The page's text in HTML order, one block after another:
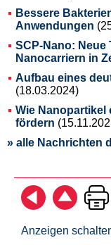
Bessere
Anwendungen
SCP-Nano:
Nanocarriern in
Aufbau eines
(18.03.2024)
Wie
fördern
» alle Nachrichten
Anzeigen